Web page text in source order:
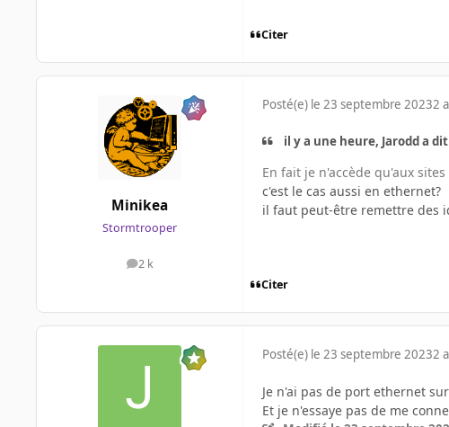
Citer
Minikea
Stormtrooper
2 k
messages
Posté(e) le 23 septembre 20232 a
il y a une heure, Jarodd a dit
En fait je n'accède qu'aux
c'est le cas aussi en ethernet?
il faut peut-être remettre des
Citer
Posté(e) le 23 septembre 20232 a
Je n'ai pas de port ethernet
Et je n'essaye pas de me